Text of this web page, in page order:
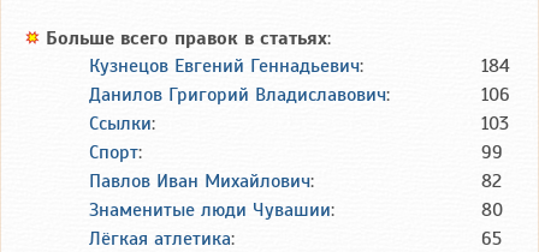
Больше всего правок в статьях:
Кузнецов Евгений Геннадьевич:
184
Данилов Григорий Владиславович:
106
Ссылки:
103
Спорт:
99
Павлов Иван Михайлович:
82
Знаменитые люди Чувашии:
80
Лёгкая атлетика:
65